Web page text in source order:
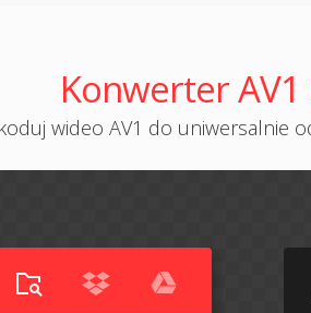
Konwerter AV1
wideo AV1 do uniwersalnie